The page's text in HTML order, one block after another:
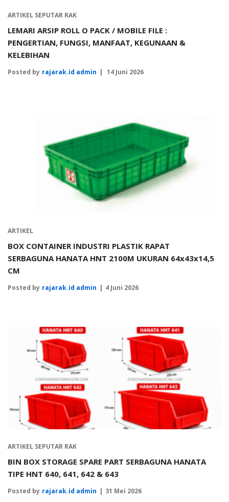
ARTIKEL SEPUTAR RAK
LEMARI ARSIP ROLL O PACK / MOBILE FILE :
PENGERTIAN, FUNGSI, MANFAAT, KEGUNAAN &
KELEBIHAN
Posted by rajarak.id admin 14 Juni 2026
ARTIKEL
BOX CONTAINER INDUSTRI PLASTIK RAPAT
SERBAGUNA HANATA HNT 2100M UKURAN 64x43x14,5
CM
Posted by rajarak.id admin 4 Juni 2026
ARTIKEL SEPUTAR RAK
BIN BOX STORAGE SPARE PART SERBAGUNA HANATA
TIPE HNT 640, 641, 642 & 643
Posted by rajarak.id admin 31 Mei 2026